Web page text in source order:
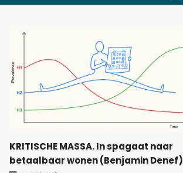
KRITISCHE MASSA. In spagaat naar
betaalbaar wonen (Benjamin Denef)